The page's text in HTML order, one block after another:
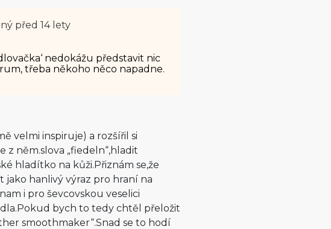
před 14 lety
nedokážu představit nic
třeba někoho něco napadne.
velmi inspiruje) a rozšířil si
z něm.slova „fiedeln“,hladit
hladítko na kůži.Přiznám se,že
jako hanlivý výraz pro hraní na
i pro ševcovskou veselici
bych to tedy chtěl přeložit
smoothmaker“.Snad se to hodí